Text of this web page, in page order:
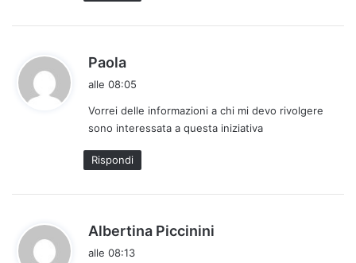
Paola
a
e
t
t
o
alle 08:05
Vorrei delle informazioni a chi mi devo rivolgere
sono interessata a questa iniziativa
Rispondi
Albertina Piccinini
alle 08:13